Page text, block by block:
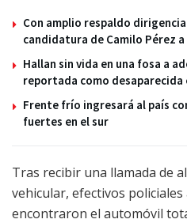
Con amplio respaldo
candidatura de Camilo Pérez
Hallan sin vida en una fosa a
reportada como desaparecida
Frente frío ingresará al país
fuertes en el sur
Tras recibir una llamada de
vehicular, efectivos
encontraron el automóvil